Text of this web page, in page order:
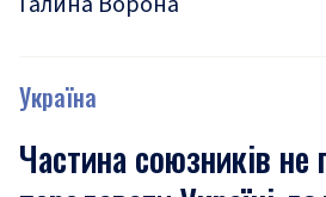
Україна
Частина союзників не